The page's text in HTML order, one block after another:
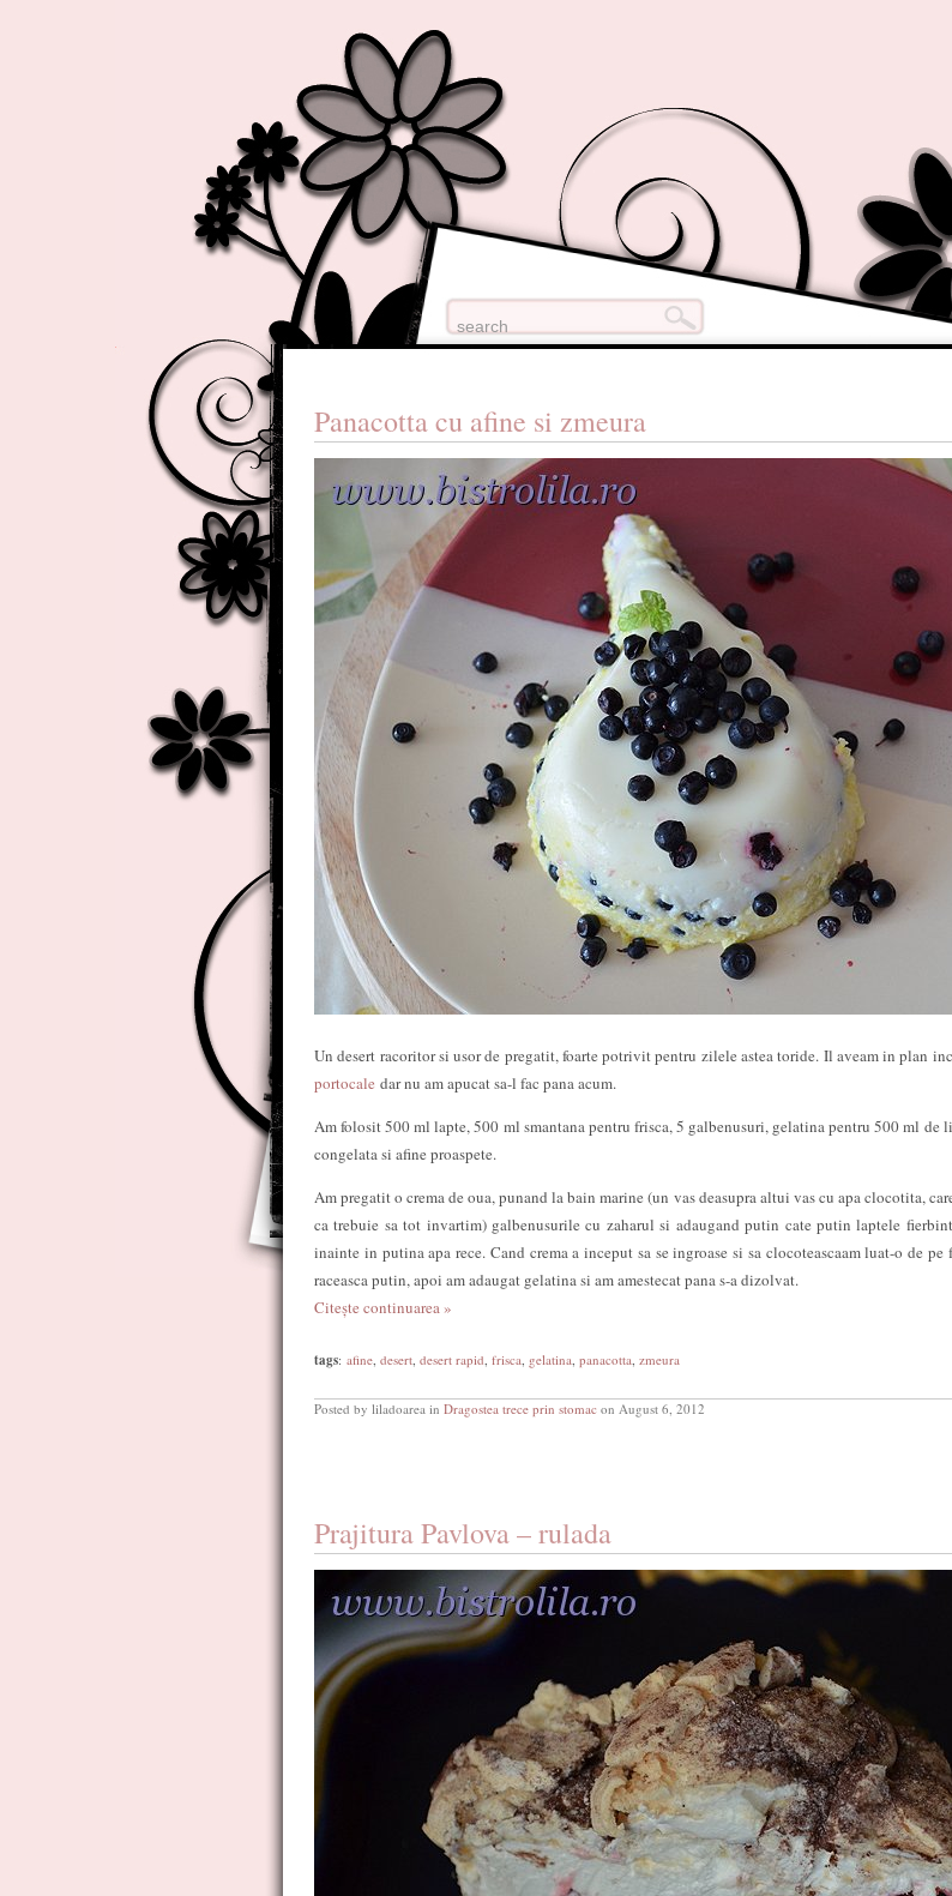
Panacotta cu afine si zmeura
Un desert racoritor si usor de pregatit, foarte potrivit pentru zilele astea toride. Il aveam in plan
portocale dar nu am apucat sa-l fac pana acum.
Am folosit 500 ml lapte, 500 ml smantana pentru frisca, 5 galbenusuri, gelatina pentru 500 ml de
congelata si afine proaspete.
Am pregatit o crema de oua, punand la bain marine (un vas deasupra altui vas cu apa clocotita,
ca trebuie sa tot invartim) galbenusurile cu zaharul si adaugand putin cate putin laptele
inainte in putina apa rece. Cand crema a inceput sa se ingroase si sa clocoteascaam luat-o de pe
raceasca putin, apoi am adaugat gelatina si am amestecat pana s-a dizolvat.
Citește continuarea »
tags: afine, desert, desert rapid, frisca, gelatina, panacotta, zmeura
Posted by liladoarea in Dragostea trece prin stomac on August 6, 2012
Prajitura Pavlova – rulada